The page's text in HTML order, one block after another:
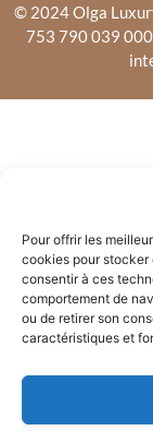
Pour offrir les
cookies pour stocker
consentir à ces
comportement de
ou de retirer son
caractéristiques et
© 2024 Olga
753 790 039